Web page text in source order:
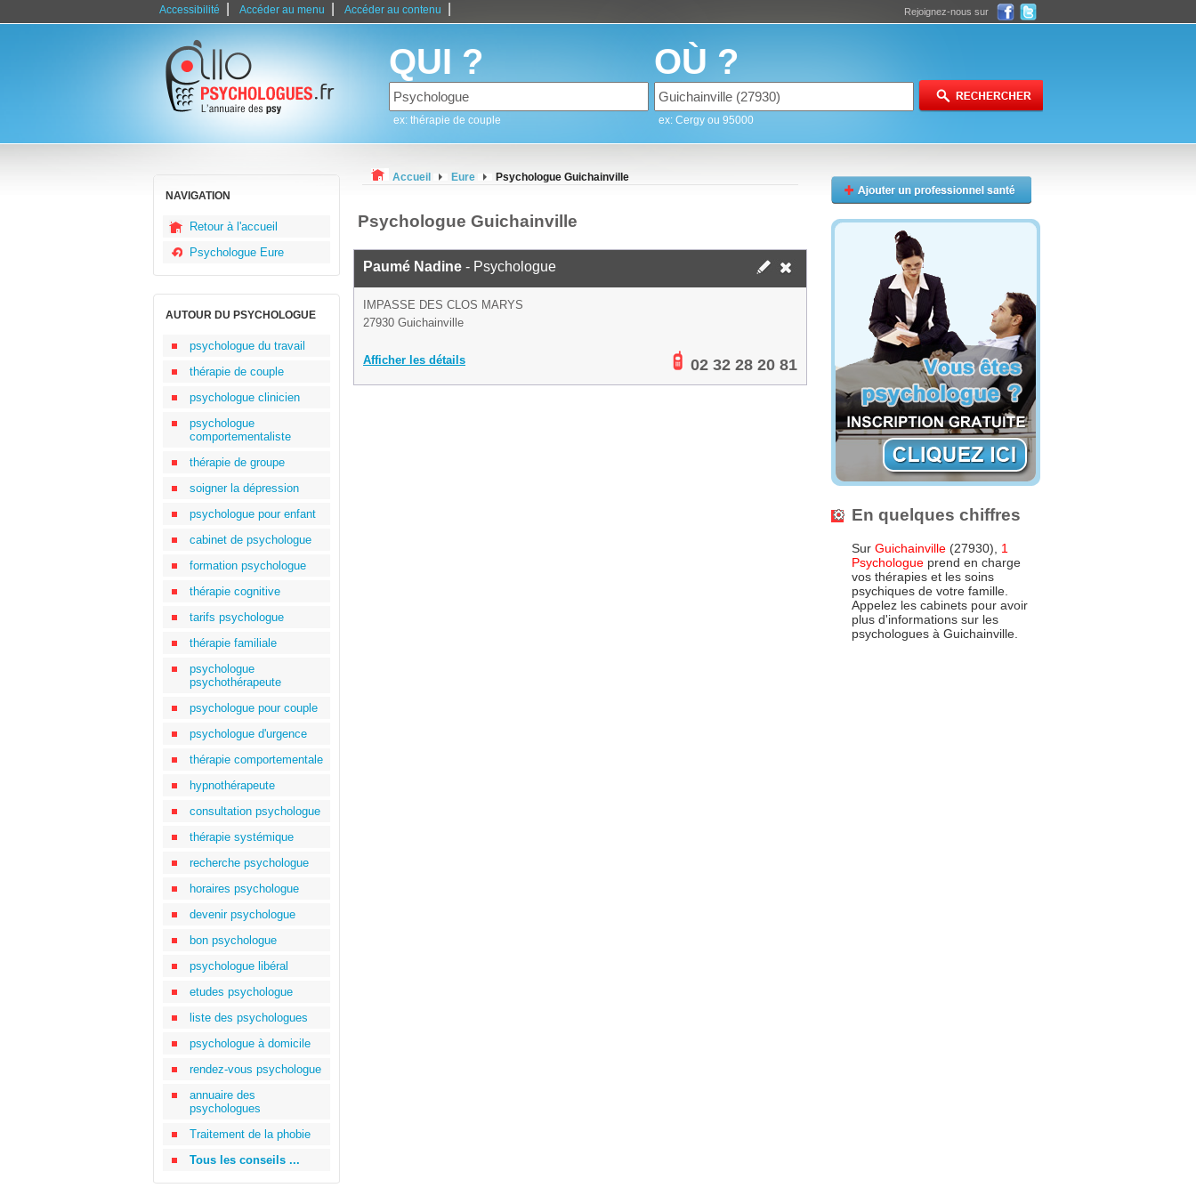
Accessibilité Accéder au menu Accéder au contenu Rejoignez-nous sur
QUI ?
ex: thérapie de couple
OÙ ?
ex: Cergy ou 95000
NAVIGATION
Retour à l'accueil
Psychologue Eure
AUTOUR DU PSYCHOLOGUE
psychologue du travail
thérapie de couple
psychologue clinicien
psychologue
comportementaliste
thérapie de groupe
soigner la dépression
psychologue pour enfant
cabinet de psychologue
formation psychologue
thérapie cognitive
tarifs psychologue
thérapie familiale
psychologue
psychothérapeute
psychologue pour couple
psychologue d'urgence
thérapie comportementale
hypnothérapeute
consultation psychologue
thérapie systémique
recherche psychologue
horaires psychologue
devenir psychologue
bon psychologue
psychologue libéral
etudes psychologue
liste des psychologues
psychologue à domicile
rendez-vous psychologue
annuaire des
psychologues
Traitement de la phobie
Tous les conseils ...
Accueil Eure Psychologue Guichainville
Psychologue Guichainville
Paumé Nadine - Psychologue
IMPASSE DES CLOS MARYS
27930 Guichainville
Afficher les détails 02 32 28 20 81
En quelques chiffres
Sur Guichainville (27930), 1
Psychologue prend en charge
vos thérapies et les soins
psychiques de votre famille.
Appelez les cabinets pour avoir
plus d'informations sur les
psychologues à Guichainville.